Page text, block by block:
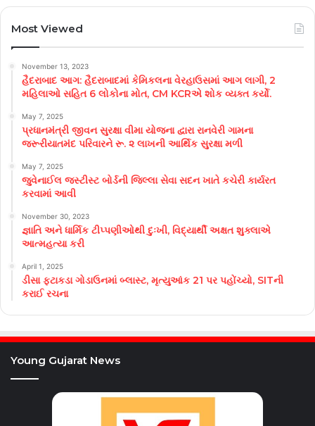
Most Viewed
November 13, 2023
હૈદરાબાદ આગ: હૈદરાબાદમાં કેમિકલના વેરહાઉસમાં આગ લાગી, 2
મહિલાઓ સહિત 6 લોકોના મોત, CM KCRએ શોક વ્યક્ત કર્યો.
May 7, 2025
પ્રધાનમંત્રી જીવન સુરક્ષા વીમા યોજના દ્વારા રાનવેરી ગામના
જરૂરીયાતમંદ પરિવારને રૂ. ૨ લાખની આર્થિક સુરક્ષા મળી
May 7, 2025
જુવેનાઈલ જસ્ટીસ્ટ બોર્ડની જિલ્લા સેવા સદન ખાતે કચેરી કાર્યરત
કરવામાં આવી
November 30, 2023
જ્ઞાતિ અને ધાર્મિક ટીપ્પણીઓથી દુઃખી, વિદ્યાર્થી અક્ષત શુક્લાએ
આત્મહત્યા કરી
April 1, 2025
ડીસા ફટાકડા ગોડાઉનમાં બ્લાસ્ટ, મૃત્યુઆંક 21 પર પહોંચ્યો, SITની
કરાઈ રચના
Young Gujarat News